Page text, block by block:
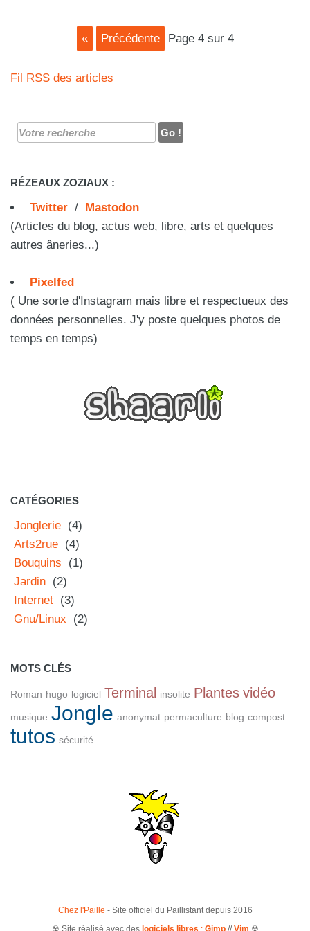
« précédente page 4 sur 4
Fil RSS des articles
RÉZEAUX ZOZIAUX :
Twitter / Mastodon
(Articles du blog, actus web, libre, arts et quelques
autres âneries...)
Pixelfed
( Une sorte d'Instagram mais libre et respectueux des
données personnelles. J'y poste quelques photos de
temps en temps)
CATÉGORIES
Jonglerie (4)
Arts2rue (4)
Bouquins
(1)
Jardin (2)
Internet (3)
Gnu/Linux
(2)
MOTS CLÉS
Roman hugo logiciel Terminal insolite Plantes vidéo
musique Jongle anonymat permaculture blog compost
tutos sécurité
Chez l'Paille - Site officiel du Paillistant depuis 2016
☢ Site réalisé avec des logiciels libres : Gimp//Vim ☢